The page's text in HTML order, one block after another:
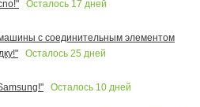
Осталось 17 дней
с соединительным элементом
Осталось 25 дней
Осталось 10 дней